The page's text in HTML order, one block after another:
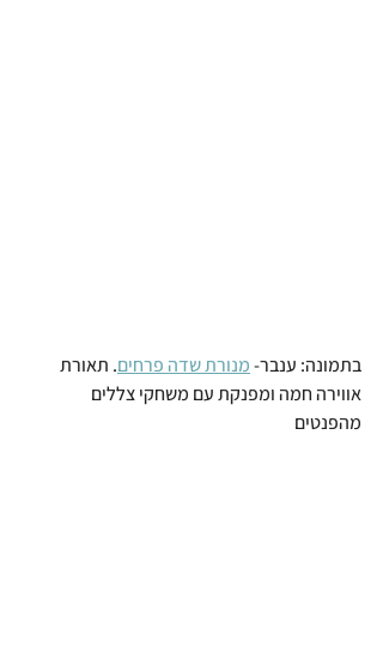
בתמונה: ענבר- מנורת שדה פרחים⁠. תאורת
אווירה חמה ומפנקת עם משחקי צללים
מהפנטים⁠